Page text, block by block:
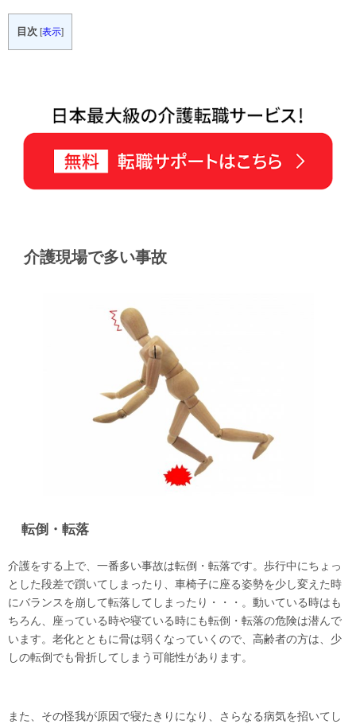
目次 [表示]
介護現場で多い事故
転倒・転落
介護をする上で、一番多い事故は転倒・転落です。歩行中にちょっ
とした段差で躓いてしまったり、車椅子に座る姿勢を少し変えた時
にバランスを崩して転落してしまったり・・・。動いている時はも
ちろん、座っている時や寝ている時にも転倒・転落の危険は潜んで
います。老化とともに骨は弱くなっていくので、高齢者の方は、少
しの転倒でも骨折してしまう可能性があります。
また、その怪我が原因で寝たきりになり、さらなる病気を招いてし